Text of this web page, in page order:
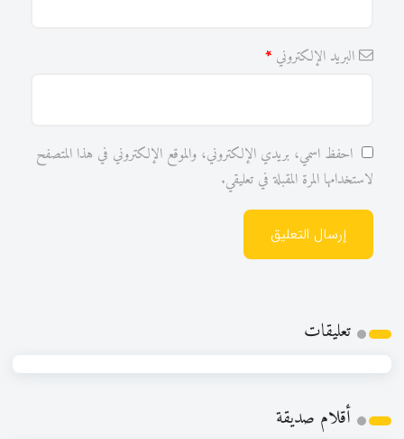
البريد الإلكتروني *
احفظ اسمي، بريدي الإلكتروني، والموقع الإلكتروني في هذا المتصفح
لاستخدامها المرة المقبلة في تعليقي.
تعلیقات
أقلام صديقة